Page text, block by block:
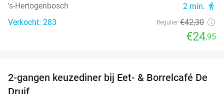
's-Hertogenbosch 2 min. directions_walk
Verkocht: 283 Regulier €42,30
€24,95
37%
2-gangen keuzediner bij Eet- & Borrelcafé De
Druif